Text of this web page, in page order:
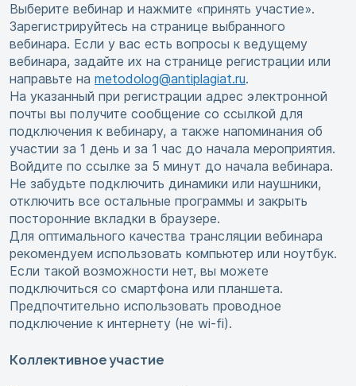
Выберите вебинар и нажмите «принять участие».
Зарегистрируйтесь на странице выбранного
вебинара. Если у вас есть вопросы к ведущему
вебинара, задайте их на странице регистрации или
направьте на metodolog@antiplagiat.ru.
На указанный при регистрации адрес электронной
почты вы получите сообщение со ссылкой для
подключения к вебинару, а также напоминания об
участии за 1 день и за 1 час до начала мероприятия.
Войдите по ссылке за 5 минут до начала вебинара.
Не забудьте подключить динамики или наушники,
отключить все остальные программы и закрыть
посторонние вкладки в браузере.
Для оптимального качества трансляции вебинара
рекомендуем использовать компьютер или ноутбук.
Если такой возможности нет, вы можете
подключиться со смартфона или планшета.
Предпочтительно использовать проводное
подключение к интернету (не wi-fi).
Коллективное участие